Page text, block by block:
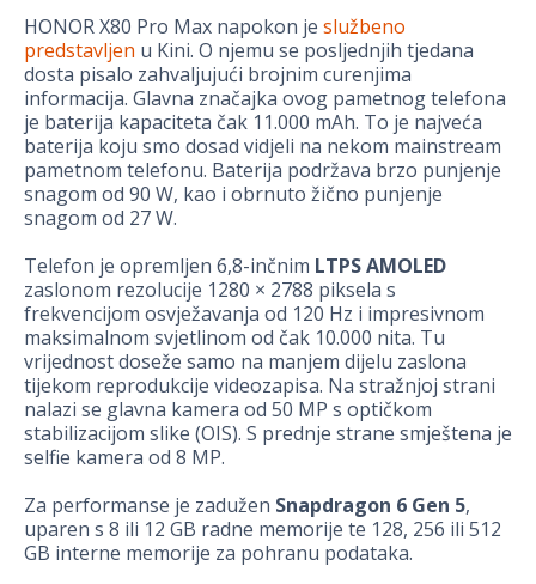
HONOR X80 Pro Max napokon je službeno
predstavljen u Kini. O njemu se posljednjih tjedana
dosta pisalo zahvaljujući brojnim curenjima
informacija. Glavna značajka ovog pametnog telefona
je baterija kapaciteta čak 11.000 mAh. To je najveća
baterija koju smo dosad vidjeli na nekom mainstream
pametnom telefonu. Baterija podržava brzo punjenje
snagom od 90 W, kao i obrnuto žično punjenje
snagom od 27 W.
Telefon je opremljen 6,8-inčnim LTPS AMOLED
zaslonom rezolucije 1280 × 2788 piksela s
frekvencijom osvježavanja od 120 Hz i impresivnom
maksimalnom svjetlinom od čak 10.000 nita. Tu
vrijednost doseže samo na manjem dijelu zaslona
tijekom reprodukcije videozapisa. Na stražnjoj strani
nalazi se glavna kamera od 50 MP s optičkom
stabilizacijom slike (OIS). S prednje strane smještena je
selfie kamera od 8 MP.
Za performanse je zadužen Snapdragon 6 Gen 5,
uparen s 8 ili 12 GB radne memorije te 128, 256 ili 512
GB interne memorije za pohranu podataka.